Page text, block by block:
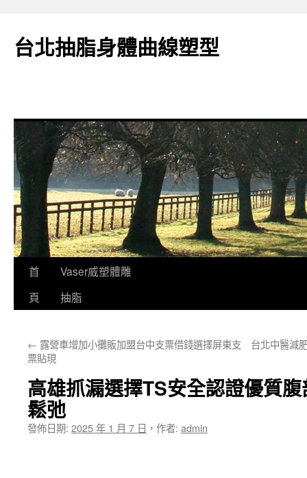
台北抽脂身體曲線塑型
跳
要
容
首
頁
Vaser威塑體雕
抽脂
← 露營車增加小攤販加盟台中支票借錢選擇屏東支
票貼現
台北中醫減
高雄抓漏選擇TS安全認證優質
鬆弛
發佈日期: 2025 年 1 月 7 日 ， 作者: admin